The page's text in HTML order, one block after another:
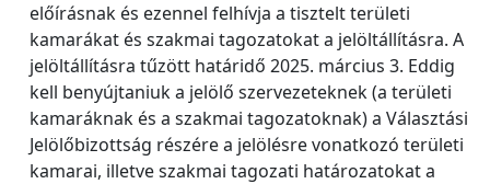
előírásnak és ezennel felhívja a tisztelt területi
kamarákat és szakmai tagozatokat a jelöltállításra. A
jelöltállításra tűzött határidő 2025. március 3. Eddig
kell benyújtaniuk a jelölő szervezeteknek (a területi
kamaráknak és a szakmai tagozatoknak) a Választási
Jelölőbizottság részére a jelölésre vonatkozó területi
kamarai, illetve szakmai tagozati határozatokat a